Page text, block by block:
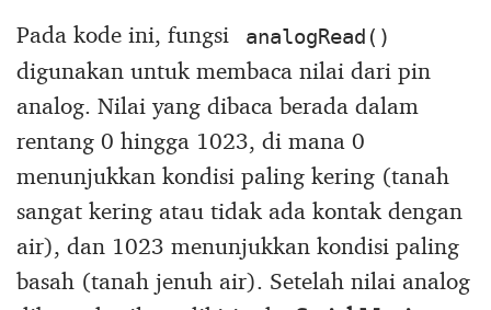
Pada kode ini, fungsi analogRead()
digunakan untuk membaca nilai dari pin
analog. Nilai yang dibaca berada dalam
rentang 0 hingga 1023, di mana 0
menunjukkan kondisi paling kering (tanah
sangat kering atau tidak ada kontak dengan
air), dan 1023 menunjukkan kondisi paling
basah (tanah jenuh air). Setelah nilai analog